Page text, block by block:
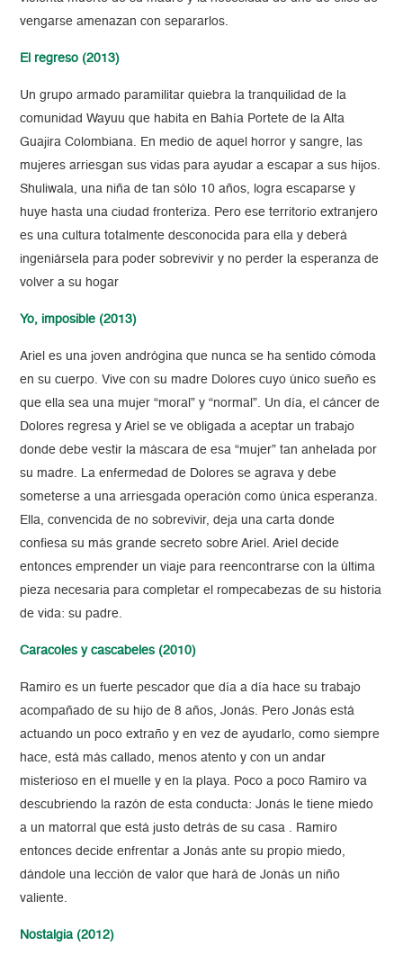
vengarse amenazan con separarlos.
El regreso (2013)
Un grupo armado paramilitar quiebra la tranquilidad de la
comunidad Wayuu que habita en Bahía Portete de la Alta
Guajira Colombiana. En medio de aquel horror y sangre, las
mujeres arriesgan sus vidas para ayudar a escapar a sus hijos.
Shuliwala, una niña de tan sólo 10 años, logra escaparse y
huye hasta una ciudad fronteriza. Pero ese territorio extranjero
es una cultura totalmente desconocida para ella y deberá
ingeniársela para poder sobrevivir y no perder la esperanza de
volver a su hogar
Yo, imposible (2013)
Ariel es una joven andrógina que nunca se ha sentido cómoda
en su cuerpo. Vive con su madre Dolores cuyo único sueño es
que ella sea una mujer “moral” y “normal”. Un día, el cáncer de
Dolores regresa y Ariel se ve obligada a aceptar un trabajo
donde debe vestir la máscara de esa “mujer” tan anhelada por
su madre. La enfermedad de Dolores se agrava y debe
someterse a una arriesgada operación como única esperanza.
Ella, convencida de no sobrevivir, deja una carta donde
confiesa su más grande secreto sobre Ariel. Ariel decide
entonces emprender un viaje para reencontrarse con la última
pieza necesaria para completar el rompecabezas de su historia
de vida: su padre.
Caracoles y cascabeles (2010)
Ramiro es un fuerte pescador que día a día hace su trabajo
acompañado de su hijo de 8 años, Jonás. Pero Jonás está
actuando un poco extraño y en vez de ayudarlo, como siempre
hace, está más callado, menos atento y con un andar
misterioso en el muelle y en la playa. Poco a poco Ramiro va
descubriendo la razón de esta conducta: Jonás le tiene miedo
a un matorral que está justo detrás de su casa . Ramiro
entonces decide enfrentar a Jonás ante su propio miedo,
dándole una lección de valor que hará de Jonás un niño
valiente.
Nostalgia (2012)